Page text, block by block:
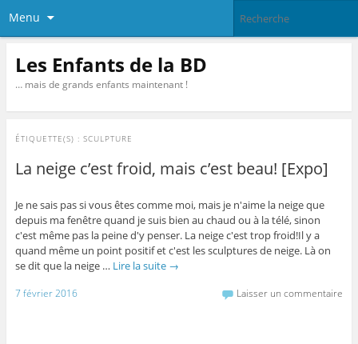
Menu
Les Enfants de la BD
… mais de grands enfants maintenant !
ÉTIQUETTE(S) : SCULPTURE
La neige c’est froid, mais c’est beau! [Expo]
Je ne sais pas si vous êtes comme moi, mais je n'aime la neige que
depuis ma fenêtre quand je suis bien au chaud ou à la télé, sinon
c'est même pas la peine d'y penser. La neige c'est trop froid!Il y a
quand même un point positif et c'est les sculptures de neige. Là on
se dit que la neige … Lire la suite →
7 février 2016 Laisser un commentaire